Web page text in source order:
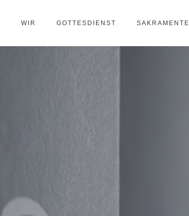
WIR GOTTESDIENST SAKRAMENTE